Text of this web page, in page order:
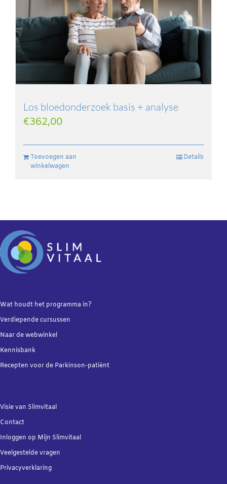
Los bloedonderzoek basis + analyse
€362,00
Toevoegen aan
winkelwagen
Details
Wat houdt het programma in?
Verdiependecursussen
Naar de webwinkel
Kennisbank
Recepten voor de Parkinson-patiënt
Visie van Slimvitaal
Contact
Inloggen op Mijn Slimvitaal
Veelgestelde vragen
Privacyverklaring